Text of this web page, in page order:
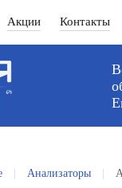
Акции Контакты
Анализаторы